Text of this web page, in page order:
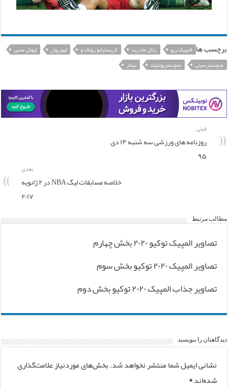
برچسب ها المپیک ریو رئال مادرید کریستیانو رونالدو لیورپول
لیونل مسی
منچسترسیتی
منچستریونایتد نیمار
قبلی
روزنامه های ورزشی سه شنبه ۱۴ دی
۹۵
بعدی
خلاصه مسابقات لیگ NBA در ۲ ژانویه
۲۰۱۷
مطالب مرتبط
تصاویر المپیک توکیو ۲۰۲۰ بخش چهارم
تصاویر المپیک ۲۰۲۰ توکیو بخش سوم
تصاویر جذاب المپیک ۲۰۲۰ توکیو بخش دوم
دیدگاهتان را بنویسید
نشانی ایمیل شما منتشر نخواهد شد.بخش‌های موردنیاز علامت‌گذاری
شده‌اند*